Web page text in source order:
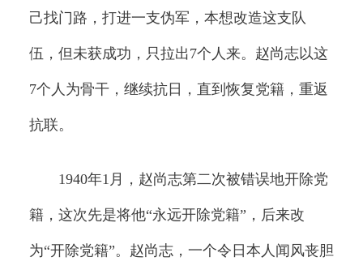
己找门路，打进一支伪军，本想改造这支队
伍，但未获成功，只拉出7个人来。赵尚志以这
7个人为骨干，继续抗日，直到恢复党籍，重返
抗联。
1940年1月，赵尚志第二次被错误地开除党
籍，这次先是将他“永远开除党籍”，后来改
为“开除党籍”。赵尚志，一个令日本人闻风丧胆